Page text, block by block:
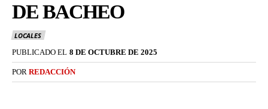
DE BACHEO
LOCALES
PUBLICADO EL 8 DE OCTUBRE DE 2025
POR REDACCIÓN